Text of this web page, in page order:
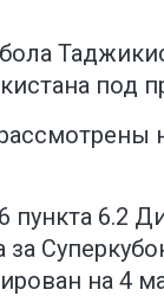
под
пункта 6.2
на 4